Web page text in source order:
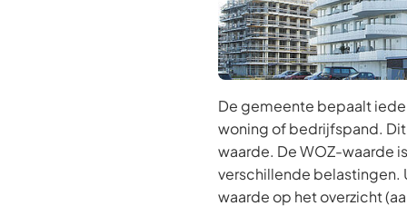
De gemeente bepaalt
woning of bedrijfspand.
waarde. De WOZ-waarde
verschillende belastingen.
waarde op het overzicht